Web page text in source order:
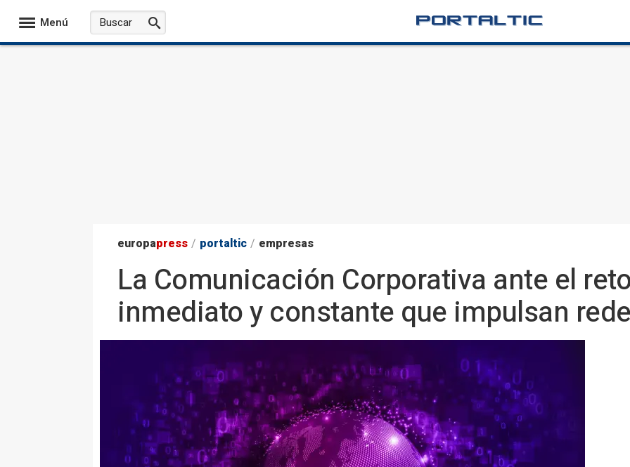
Menú
europapress / portaltic / empresas
La Comunicación Corporativa ante el
inmediato y constante que impulsan